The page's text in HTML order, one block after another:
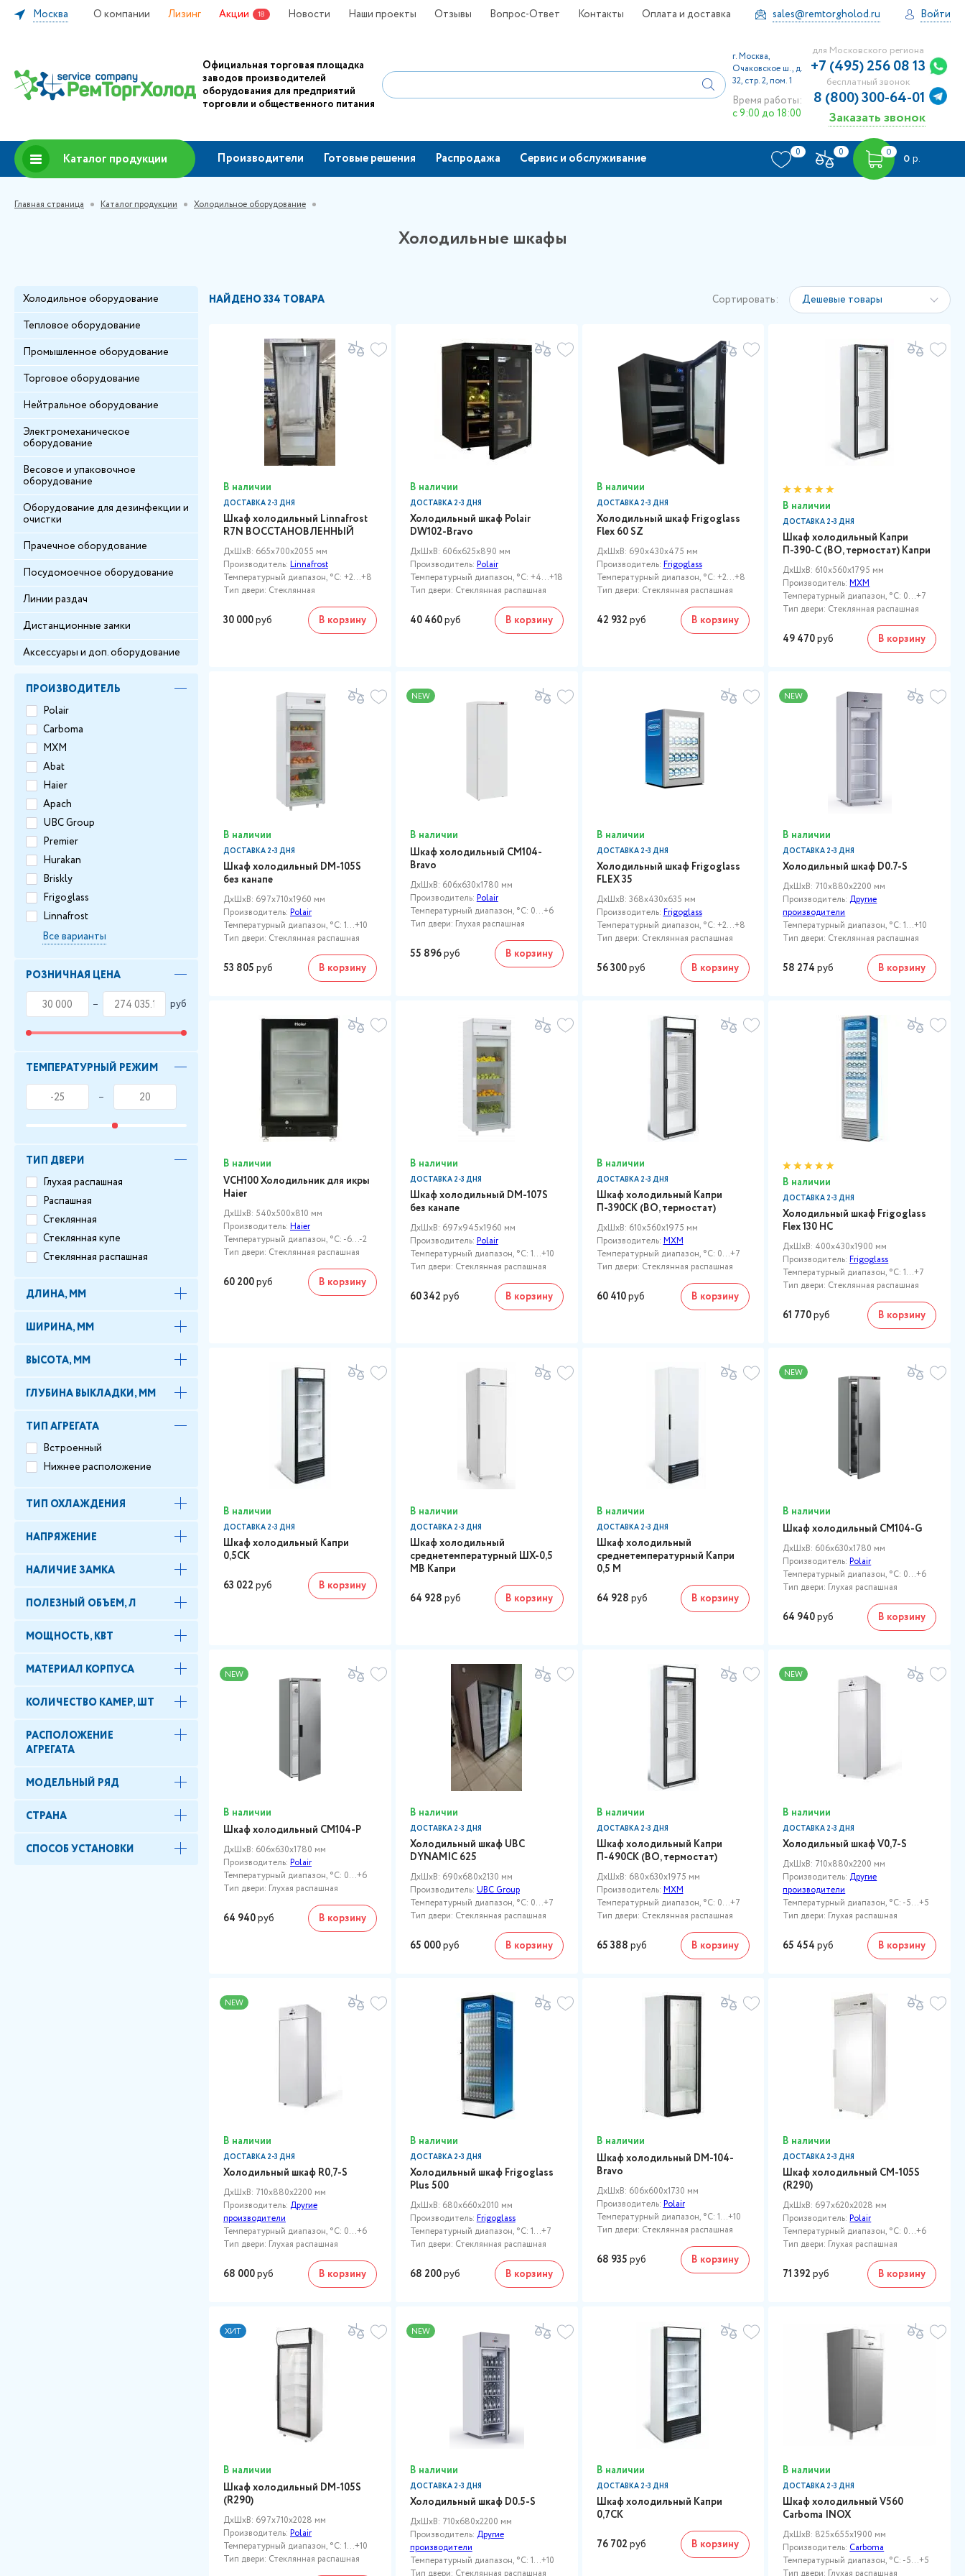
Москва О компании Лизинг Акции 18 Новости Наши проекты Отзывы Вопрос-Ответ Контакты Оплата и доставка sales@remtorgholod.ru Войти
Официальная торговая площадка
заводов производителей
оборудования для предприятий
торговли и общественного питания
г. Москва,
Очаковское ш., д.
32, стр. 2, пом. 1
Время работы:
с 9:00 до 18:00
для Московского региона
+7 (495) 256 08 13
бесплатный звонок
8 (800) 300-64-01
Заказать звонок
Каталог продукции Производители Готовые решения Распродажа Сервис и обслуживание 0 0 0
0 р.
Главная страница Каталог продукции Холодильное оборудование
Холодильные шкафы
Холодильное оборудование
Тепловое оборудование
Промышленное оборудование
Торговое оборудование
Нейтральное оборудование
Электромеханическое
оборудование
Весовое и упаковочное
оборудование
Оборудование для дезинфекции и
очистки
Прачечное оборудование
Посудомоечное оборудование
Линии раздач
Дистанционные замки
Аксессуары и доп. оборудование
ПРОИЗВОДИТЕЛЬ
Polair
Carboma
МХМ
Abat
Haier
Apach
UBC Group
Premier
Hurakan
Briskly
Frigoglass
Linnafrost
Все варианты
РОЗНИЧНАЯ ЦЕНА
руб
ТЕМПЕРАТУРНЫЙ РЕЖИМ
ТИП ДВЕРИ
Глухая распашная
Распашная
Стеклянная
Стеклянная купе
Стеклянная распашная
ДЛИНА, ММ
ШИРИНА, ММ
ВЫСОТА, ММ
ГЛУБИНА ВЫКЛАДКИ, ММ
ТИП АГРЕГАТА
Встроенный
Нижнее расположение
ТИП ОХЛАЖДЕНИЯ
НАПРЯЖЕНИЕ
НАЛИЧИЕ ЗАМКА
ПОЛЕЗНЫЙ ОБЪЕМ, Л
МОЩНОСТЬ, КВТ
МАТЕРИАЛ КОРПУСА
КОЛИЧЕСТВО КАМЕР, ШТ
РАСПОЛОЖЕНИЕ
АГРЕГАТА
МОДЕЛЬНЫЙ РЯД
СТРАНА
СПОСОБ УСТАНОВКИ
НАЙДЕНО334 ТОВАРА Сортировать: Дешевые товары
В наличии
ДОСТАВКА 2-3 ДНЯ
Шкаф холодильный Linnafrost
R7N ВОССТАНОВЛЕННЫЙ
ДxШxВ: 665x700x2055 мм
Производитель: Linnafrost
Температурный диапазон, °C: +2...+8
Тип двери: Стеклянная
30 000руб В корзину
В наличии
ДОСТАВКА 2-3 ДНЯ
Холодильный шкаф Polair
DW102-Bravo
ДxШxВ: 606x625x890 мм
Производитель:Polair
Температурный диапазон, °C: +4...+18
Тип двери: Стеклянная распашная
40 460руб В корзину
В наличии
ДОСТАВКА 2-3 ДНЯ
Холодильный шкаф Frigoglass
Flex 60 SZ
ДxШxВ: 690x430x475 мм
Производитель:Frigoglass
Температурный диапазон, °C: +2...+8
Тип двери: Стеклянная распашная
42 932 руб В корзину
В наличии
ДОСТАВКА 2-3 ДНЯ
Шкаф холодильный Капри
П-390-С (ВО, термостат) Капри
ДxШxВ: 610x560x1795 мм
Производитель:МХМ
Температурный диапазон, °C: 0…+7
Тип двери: Стеклянная распашная
49 470руб В корзину
В наличии
ДОСТАВКА 2-3 ДНЯ
Шкаф холодильный DM-105S
без канапе
ДxШxВ: 697x710x1960 мм
Производитель: Polair
Температурный диапазон, °C: 1…+10
Тип двери: Стеклянная распашная
53 805 руб В корзину
NEW
В наличии
Шкаф холодильный CM104-
Bravo
ДxШxВ: 606x630x1780 мм
Производитель: Polair
Температурный диапазон, °C: 0...+6
Тип двери: Глухая распашная
55 896руб В корзину
В наличии
ДОСТАВКА 2-3 ДНЯ
Холодильный шкаф Frigoglass
FLEX 35
ДxШxВ: 368x430x635 мм
Производитель: Frigoglass
Температурный диапазон, °C: +2...+8
Тип двери: Стеклянная распашная
56 300руб В корзину
NEW
В наличии
ДОСТАВКА 2-3 ДНЯ
Холодильный шкаф D0.7-S
ДxШxВ: 710x880x2200 мм
Производитель:Другие
производители
Температурный диапазон, °C: 1...+10
Тип двери: Стеклянная распашная
58 274 руб В корзину
В наличии
VCH100 Холодильник для икры
Haier
ДxШxВ: 540x500x810 мм
Производитель: Haier
Температурный диапазон, °C: -6...-2
Тип двери: Стеклянная распашная
60 200руб В корзину
В наличии
ДОСТАВКА 2-3 ДНЯ
Шкаф холодильный DM-107S
без канапе
ДxШxВ: 697x945x1960 мм
Производитель: Polair
Температурный диапазон, °C: 1…+10
Тип двери: Стеклянная распашная
60 342 руб В корзину
В наличии
ДОСТАВКА 2-3 ДНЯ
Шкаф холодильный Капри
П-390СК (ВО, термостат)
ДxШxВ: 610x560x1975 мм
Производитель: МХМ
Температурный диапазон, °C: 0…+7
Тип двери: Стеклянная распашная
60 410руб В корзину
В наличии
ДОСТАВКА 2-3 ДНЯ
Холодильный шкаф Frigoglass
Flex 130 HC
ДxШxВ: 400x430x1900 мм
Производитель:Frigoglass
Температурный диапазон, °C: 1...+7
Тип двери: Стеклянная распашная
61 770руб В корзину
В наличии
ДОСТАВКА 2-3 ДНЯ
Шкаф холодильный Капри
0,5СК
63 022 руб В корзину
В наличии
ДОСТАВКА 2-3 ДНЯ
Шкаф холодильный
среднетемпературный ШХ-0,5
МВ Капри
64 928 руб В корзину
В наличии
ДОСТАВКА 2-3 ДНЯ
Шкаф холодильный
среднетемпературный Капри
0,5 М
64 928 руб В корзину
NEW
В наличии
Шкаф холодильный CM104-G
ДxШxВ: 606x630x1780 мм
Производитель:Polair
Температурный диапазон, °C: 0...+6
Тип двери: Глухая распашная
64 940руб В корзину
NEW
В наличии
Шкаф холодильный CM104-P
ДxШxВ: 606x630x1780 мм
Производитель: Polair
Температурный диапазон, °C: 0...+6
Тип двери: Глухая распашная
64 940руб В корзину
В наличии
ДОСТАВКА 2-3 ДНЯ
Холодильный шкаф UBC
DYNAMIC 625
ДxШxВ: 690x680x2130 мм
Производитель: UBC Group
Температурный диапазон, °C: 0...+7
Тип двери: Стеклянная распашная
65 000руб В корзину
В наличии
ДОСТАВКА 2-3 ДНЯ
Шкаф холодильный Капри
П-490СК (ВО, термостат)
ДxШxВ: 680x630x1975 мм
Производитель: МХМ
Температурный диапазон, °C: 0…+7
Тип двери: Стеклянная распашная
65 388 руб В корзину
NEW
В наличии
ДОСТАВКА 2-3 ДНЯ
Холодильный шкаф V0,7-S
ДxШxВ: 710x880x2200 мм
Производитель:Другие
производители
Температурный диапазон, °C: -5...+5
Тип двери: Глухая распашная
65 454 руб В корзину
NEW
В наличии
ДОСТАВКА 2-3 ДНЯ
Холодильный шкаф R0,7-S
ДxШxВ: 710x880x2200 мм
Производитель: Другие
производители
Температурный диапазон, °C: 0...+6
Тип двери: Глухая распашная
68 000руб В корзину
В наличии
ДОСТАВКА 2-3 ДНЯ
Холодильный шкаф Frigoglass
Plus 500
ДxШxВ: 680x660x2010 мм
Производитель:Frigoglass
Температурный диапазон, °C: 1...+7
Тип двери: Стеклянная распашная
68 200руб В корзину
В наличии
Шкаф холодильный DM-104-
Bravo
ДxШxВ: 606x600x1730 мм
Производитель:Polair
Температурный диапазон, °C: 1...+10
Тип двери: Стеклянная распашная
68 935 руб В корзину
В наличии
ДОСТАВКА 2-3 ДНЯ
Шкаф холодильный CM-105S
(R290)
ДxШxВ: 697x620x2028 мм
Производитель:Polair
Температурный диапазон, °C: 0...+6
Тип двери: Глухая распашная
71 392 руб В корзину
ХИТ
В наличии
Шкаф холодильный DM-105S
(R290)
ДxШxВ: 697x710x2028 мм
Производитель: Polair
Температурный диапазон, °C: 1...+10
Тип двери: Стеклянная распашная
NEW
В наличии
ДОСТАВКА 2-3 ДНЯ
Холодильный шкаф D0.5-S
ДxШxВ: 710x680x2200 мм
Производитель: Другие
производители
Температурный диапазон, °C: 1...+10
Тип двери: Стеклянная распашная
В наличии
ДОСТАВКА 2-3 ДНЯ
Шкаф холодильный Капри
0,7СК
76 702 руб В корзину
В наличии
ДОСТАВКА 2-3 ДНЯ
Шкаф холодильный V560
Carboma INOX
ДxШxВ: 825x655x1900 мм
Производитель: Carboma
Температурный диапазон, °C: -5...+5
Тип двери: Глухая распашная